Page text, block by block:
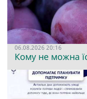
06.08.2026 20:16
Кому не можна